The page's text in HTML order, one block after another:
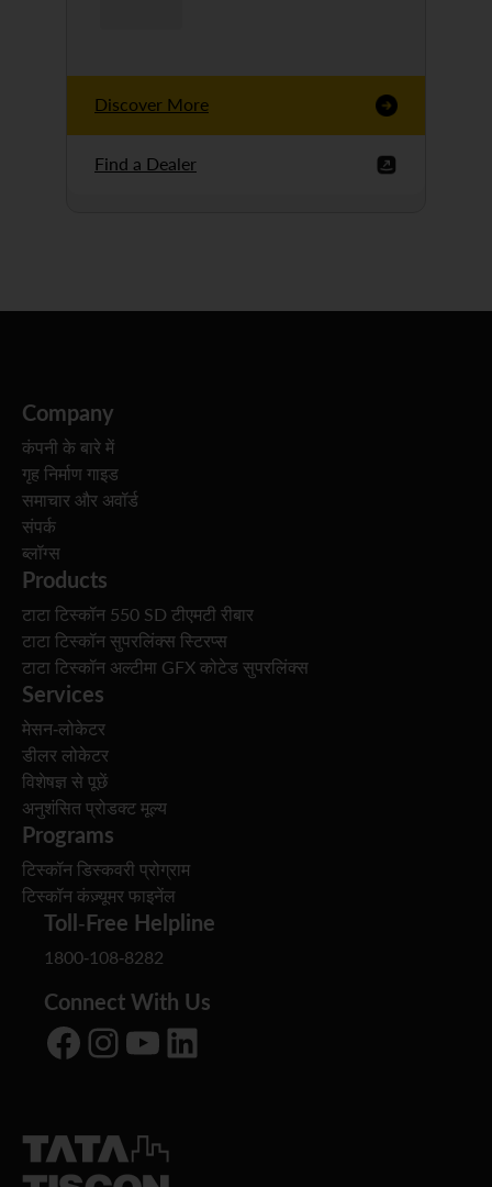
Discover More
Find a Dealer
Company
कंपनी के बारे में
गृह निर्माण गाइड
समाचार और अवॉर्ड
संपर्क
ब्लॉग्स
Products
टाटा टिस्कॉन 550 SD टीएमटी रीबार
टाटा टिस्कॉन सुपरलिंक्स स्टिरप्स
टाटा टिस्कॉन अल्टीमा GFX कोटेड सुपरलिंक्स
Services
मेसन-लोकेटर
डीलर लोकेटर
विशेषज्ञ से पूछें
अनुशंसित प्रोडक्ट मूल्य
Programs
टिस्कॉन डिस्कवरी प्रोग्राम
टिस्कॉन कंज़्यूमर फाइनेंल
Toll-Free Helpline
1800-108-8282
Connect With Us
Facebook Instagram YouTube LinkedIn